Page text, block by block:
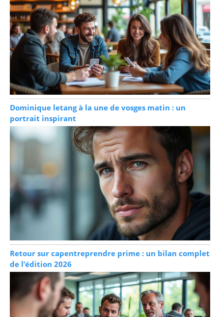
Dominique letang à la une de vosges matin : un
portrait inspirant
Retour sur capentreprendre prime : un bilan complet
de l’édition 2026